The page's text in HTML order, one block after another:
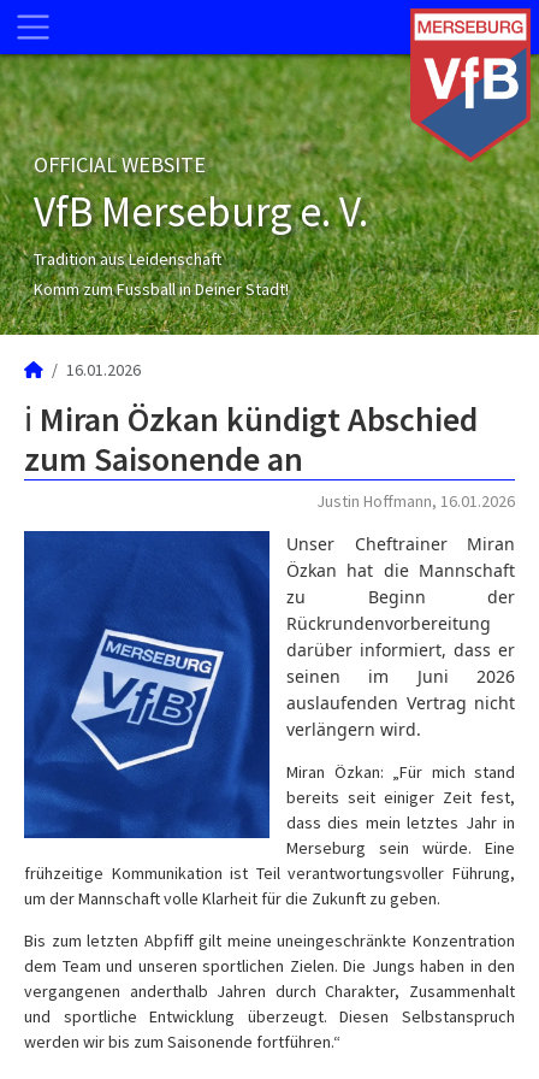
OFFICIAL WEBSITE
VfB Merseburg e. V.
Tradition aus Leidenschaft
Komm zum Fussball in Deiner Stadt!
16.01.2026
ℹ️ Miran Özkan kündigt Abschied
zum Saisonende an
Justin Hoffmann, 16.01.2026
Unser Cheftrainer Miran
Özkan hat die Mannschaft
zu Beginn der
Rückrundenvorbereitung
darüber informiert, dass er
seinen im Juni 2026
auslaufenden Vertrag nicht
verlängern wird.
Miran Özkan: „Für mich stand
bereits seit einiger Zeit fest,
dass dies mein letztes Jahr in
Merseburg sein würde. Eine
frühzeitige Kommunikation ist Teil verantwortungsvoller Führung,
um der Mannschaft volle Klarheit für die Zukunft zu geben.
Bis zum letzten Abpfiff gilt meine uneingeschränkte Konzentration
dem Team und unseren sportlichen Zielen. Die Jungs haben in den
vergangenen anderthalb Jahren durch Charakter, Zusammenhalt
und sportliche Entwicklung überzeugt. Diesen Selbstanspruch
werden wir bis zum Saisonende fortführen.“